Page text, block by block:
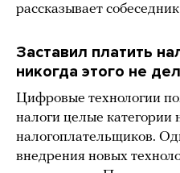
рассказывает
Заставил платить
никогда этого не
Цифровые технологии
налоги целые категории
налогоплательщиков.
внедрения новых